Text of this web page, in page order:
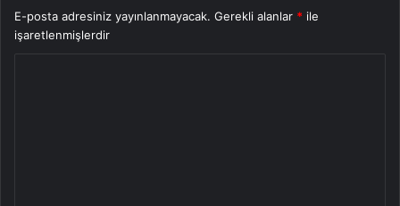
E-posta adresiniz yayınlanmayacak. Gerekli alanlar * ile
işaretlenmişlerdir